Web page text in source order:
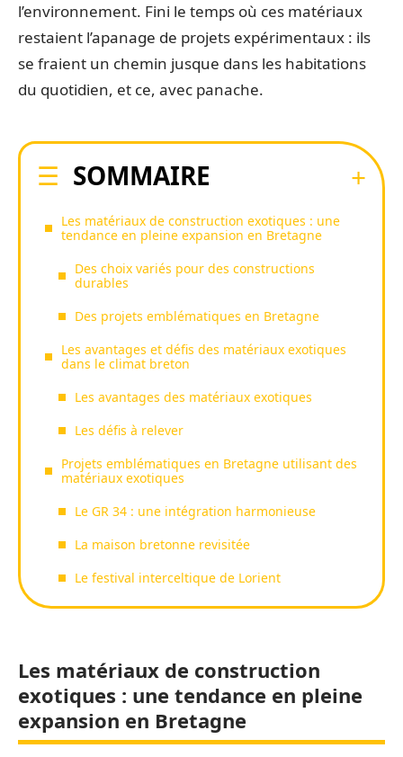
l’environnement. Fini le temps où ces matériaux
restaient l’apanage de projets expérimentaux : ils
se fraient un chemin jusque dans les habitations
du quotidien, et ce, avec panache.
SOMMAIRE
Les matériaux de construction exotiques : une
tendance en pleine expansion en Bretagne
Des choix variés pour des constructions
durables
Des projets emblématiques en Bretagne
Les avantages et défis des matériaux exotiques
dans le climat breton
Les avantages des matériaux exotiques
Les défis à relever
Projets emblématiques en Bretagne utilisant des
matériaux exotiques
Le GR 34 : une intégration harmonieuse
La maison bretonne revisitée
Le festival interceltique de Lorient
Les matériaux de construction
exotiques : une tendance en pleine
expansion en Bretagne